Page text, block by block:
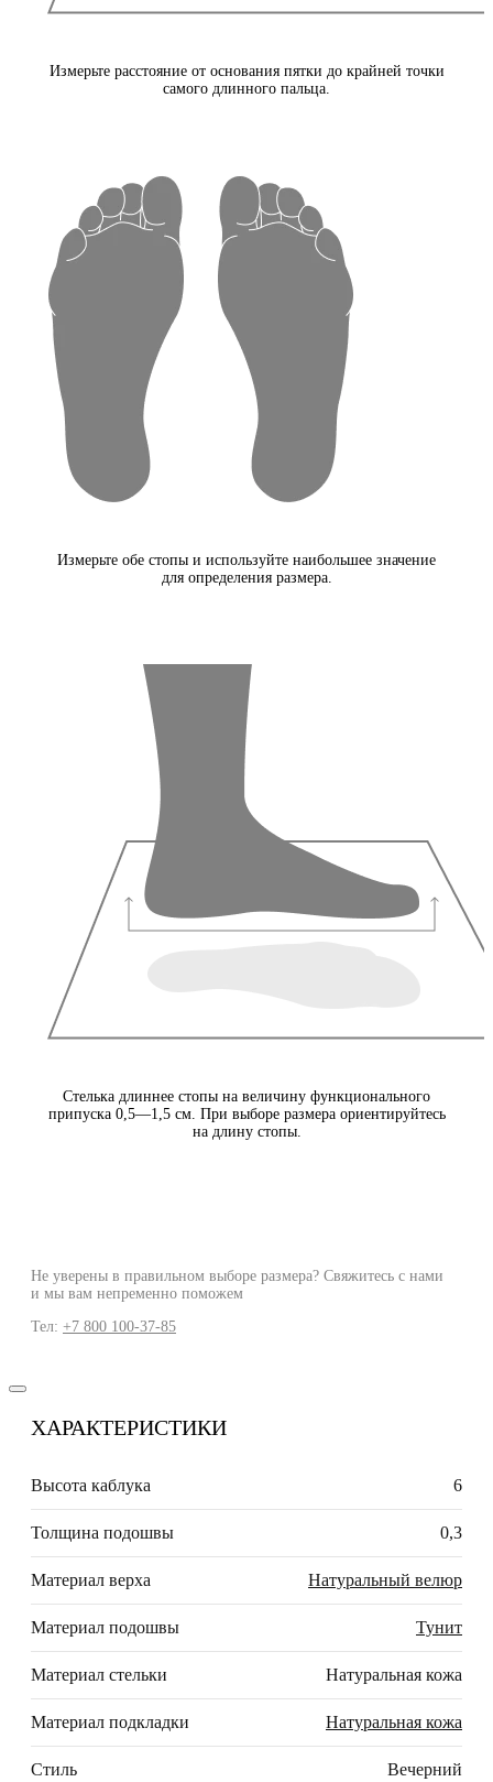
Измерьте расстояние от основания пятки до крайней точки
самого длинного пальца.
Измерьте обе стопы и используйте наибольшее значение
для определения размера.
Стелька длиннее стопы на величину функционального
припуска 0,5—1,5 см. При выборе размера ориентируйтесь
на длину стопы.
Не уверены в правильном выборе размера? Свяжитесь с нами
и мы вам непременно поможем
Тел: +7 800 100-37-85
ХАРАКТЕРИСТИКИ
Высота каблука 6
Толщина подошвы 0,3
Материал верха Натуральный велюр
Материал подошвы Тунит
Материал стельки Натуральная кожа
Материал подкладки Натуральная кожа
Стиль Вечерний